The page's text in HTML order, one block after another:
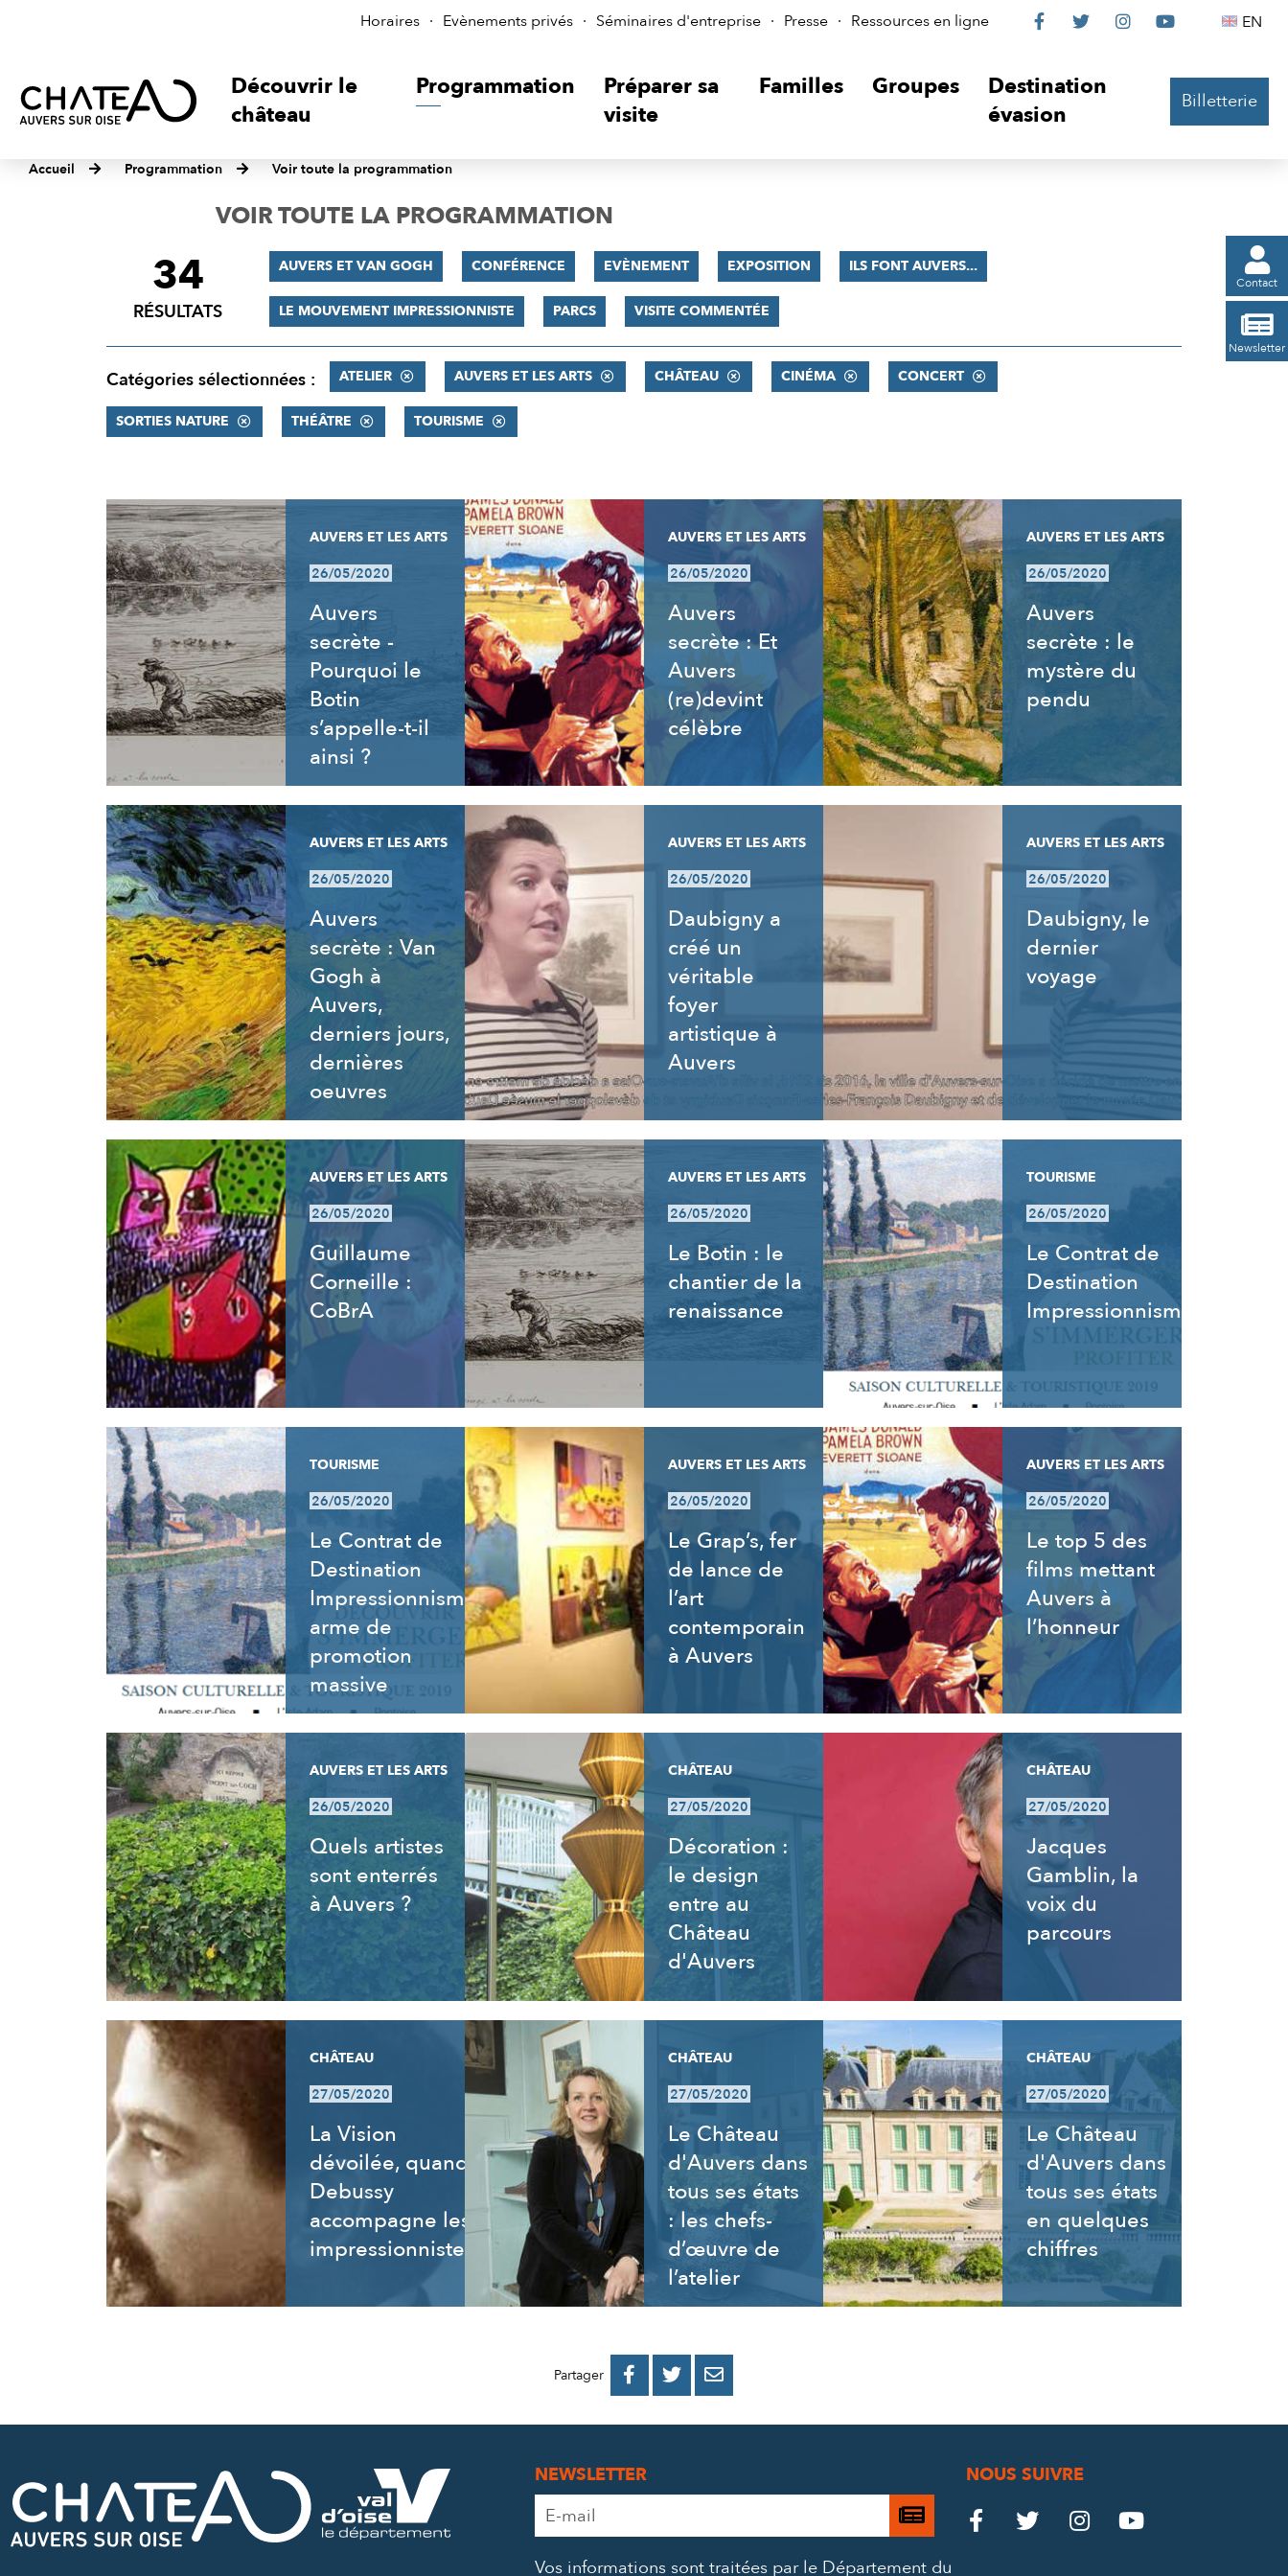
Horaires Evènements privés Séminaires d'entreprise Presse Ressources en ligne
Le
sur

Le

Le

Le
 EN
Découvrir le
château
Programmation
Préparer sa
visite
Familles Groupes
Destination
évasion
Billetterie
Accueil Programmation Voir toute la programmation

Contact

Newsletter
VOIR TOUTE LA PROGRAMMATION
FILTRER
RÉSULTATS
34
RÉSULTATS
AUVERS ET VAN GOGH CONFÉRENCE EVÈNEMENT EXPOSITION ILS FONT AUVERS...
LE MOUVEMENT IMPRESSIONNISTE PARCS VISITE COMMENTÉE
Catégories sélectionnées : ATELIER AUVERS ET LES ARTS CHÂTEAU CINÉMA CONCERT
SORTIES NATURE THÉÂTRE TOURISME
RÉSULTATS
AUVERS ET LES ARTS
26/05/2020
Auvers
secrète -
Pourquoi le
Botin
s’appelle-t-il
ainsi ?
AUVERS ET LES ARTS
26/05/2020
Auvers
secrète : Et
Auvers
(re)devint
célèbre
AUVERS ET LES ARTS
26/05/2020
Auvers
secrète : le
mystère du
pendu
AUVERS ET LES ARTS
26/05/2020
Auvers
secrète : Van
Gogh à
Auvers,
derniers jours,
dernières
oeuvres
AUVERS ET LES ARTS
26/05/2020
Daubigny a
créé un
véritable
foyer
artistique à
Auvers
AUVERS ET LES ARTS
26/05/2020
Daubigny, le
dernier
voyage
AUVERS ET LES ARTS
26/05/2020
Guillaume
Corneille :
CoBrA
AUVERS ET LES ARTS
26/05/2020
Le Botin : le
chantier de la
renaissance
TOURISME
26/05/2020
Le Contrat de
Destination
Impressionnisme
TOURISME
26/05/2020
Le Contrat de
Destination
Impressionnisme,
arme de
promotion
massive
AUVERS ET LES ARTS
26/05/2020
Le Grap’s, fer
de lance de
l’art
contemporain
à Auvers
AUVERS ET LES ARTS
26/05/2020
Le top 5 des
films mettant
Auvers à
l’honneur
AUVERS ET LES ARTS
26/05/2020
Quels artistes
sont enterrés
à Auvers ?
CHÂTEAU
27/05/2020
Décoration :
le design
entre au
Château
d'Auvers
CHÂTEAU
27/05/2020
Jacques
Gamblin, la
voix du
parcours
CHÂTEAU
27/05/2020
La Vision
dévoilée, quand
Debussy
accompagne les
impressionnistes
CHÂTEAU
27/05/2020
Le Château
d'Auvers dans
tous ses états
: les chefs-
d’œuvre de
l’atelier
CHÂTEAU
27/05/2020
Le Château
d'Auvers dans
tous ses états
en quelques
chiffres
Partager 
PARTAGER
PARTAGER
PARTAGER
NEWSLETTER
Adresse
e-
Je
m’abonne
Vos informations sont traitées par le Département du
NOUS SUIVRE
Le

Le

Le

Le
